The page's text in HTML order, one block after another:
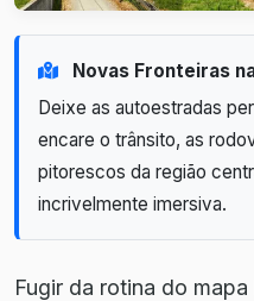
Novas Fronteiras
Deixe as autoestradas
encare o trânsito, as
pitorescos da região
incrivelmente imersiva.
Fugir da rotina do